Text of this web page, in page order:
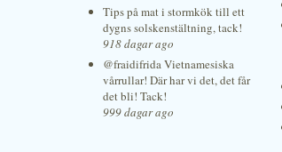
Tips på mat i stormkök till ett
dygns solskenstältning, tack!
918 dagar ago
@fraidifrida Vietnamesiska
vårrullar! Där har vi det, det får
det bli! Tack!
999 dagar ago